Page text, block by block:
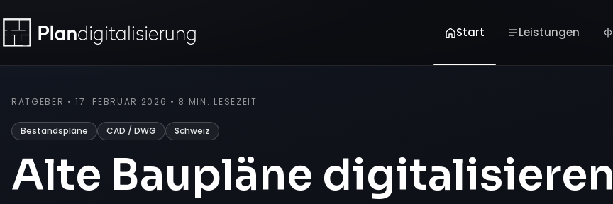
Start Leistungen
RATGEBER • 17. FEBRUAR 2026 • 8 MIN. LESEZEIT
Bestandspläne CAD / DWG Schweiz
Alte Baupläne digitalisieren